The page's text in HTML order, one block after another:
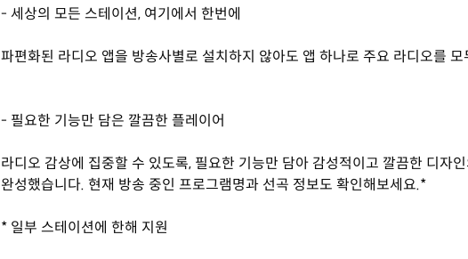
- 세상의 모든 스테이션, 여기에서 한번에
파편화된 라디오 앱을 방송사별로 설치하지 않아도 앱 하나로 주요 라디오를
- 필요한 기능만 담은 깔끔한 플레이어
라디오 감상에 집중할 수 있도록, 필요한 기능만 담아 감성적이고 깔끔한 디자
완성했습니다. 현재 방송 중인 프로그램명과 선곡 정보도 확인해보세요.*
* 일부 스테이션에 한해 지원